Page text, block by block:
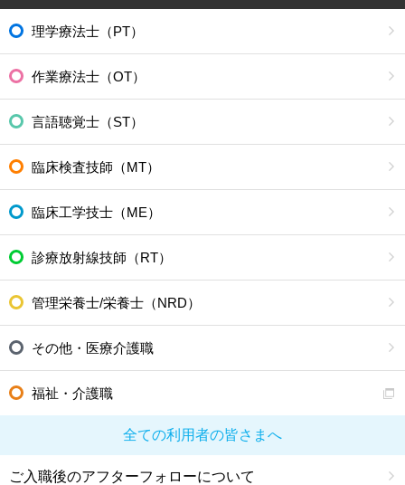
理学療法士（PT）
作業療法士（OT）
言語聴覚士（ST）
臨床検査技師（MT）
臨床工学技士（ME）
診療放射線技師（RT）
管理栄養士/栄養士（NRD）
その他・医療介護職
福祉・介護職
全ての利用者の皆さまへ
ご入職後のアフターフォローについて